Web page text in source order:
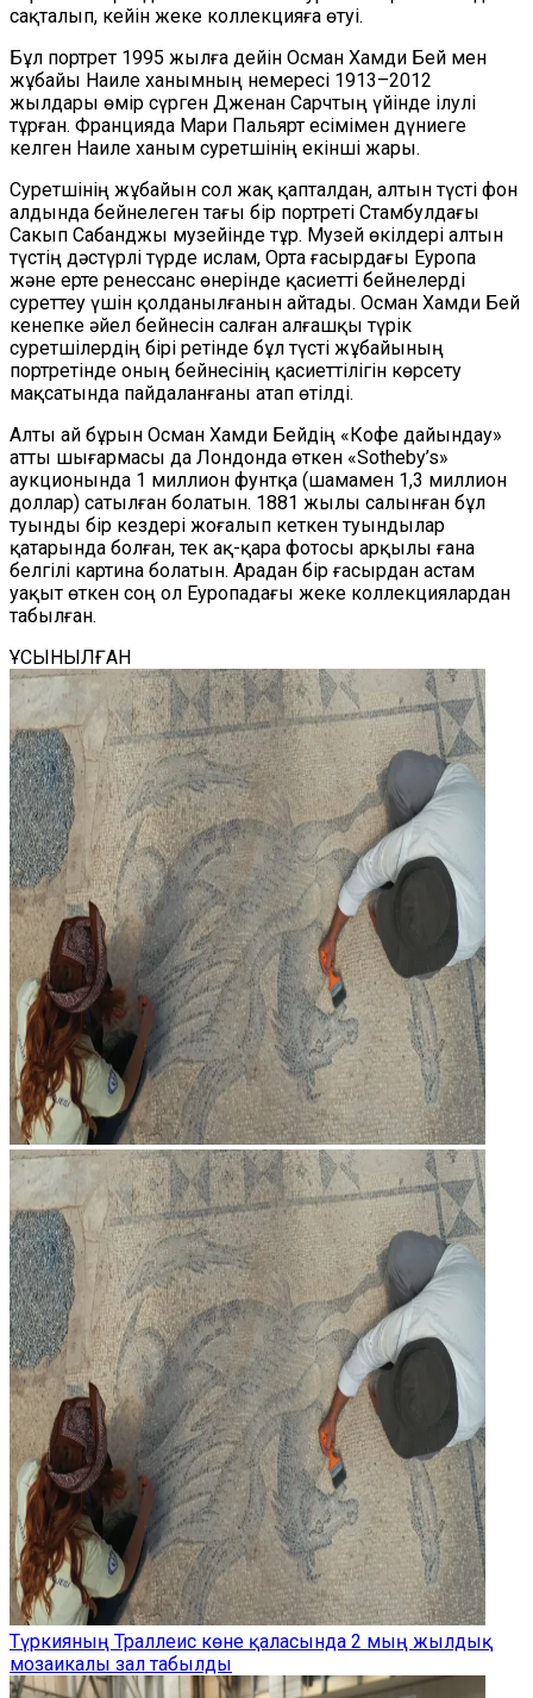
сақталып, кейін жеке коллекцияға өтуі.
Бұл портрет 1995 жылға дейін Осман Хамди Бей мен
жұбайы Наиле ханымның немересі 1913–2012
жылдары өмір сүрген Дженан Сарчтың үйінде ілулі
тұрған. Францияда Мари Пальярт есімімен дүниеге
келген Наиле ханым суретшінің екінші жары.
Суретшінің жұбайын сол жақ қапталдан, алтын түсті фон
алдында бейнелеген тағы бір портреті Стамбулдағы
Сакып Сабанджы музейінде тұр. Музей өкілдері алтын
түстің дәстүрлі түрде ислам, Орта ғасырдағы Еуропа
және ерте ренессанс өнерінде қасиетті бейнелерді
суреттеу үшін қолданылғанын айтады. Осман Хамди Бей
кенепке әйел бейнесін салған алғашқы түрік
суретшілердің бірі ретінде бұл түсті жұбайының
портретінде оның бейнесінің қасиеттілігін көрсету
мақсатында пайдаланғаны атап өтілді.
Алты ай бұрын Осман Хамди Бейдің «Кофе дайындау»
атты шығармасы да Лондонда өткен «Sotheby’s»
аукционында 1 миллион фунтқа (шамамен 1,3 миллион
доллар) сатылған болатын. 1881 жылы салынған бұл
туынды бір кездері жоғалып кеткен туындылар
қатарында болған, тек ақ-қара фотосы арқылы ғана
белгілі картина болатын. Арадан бір ғасырдан астам
уақыт өткен соң ол Еуропадағы жеке коллекциялардан
табылған.
ҰСЫНЫЛҒАН
Түркияның Траллеис көне қаласында 2 мың жылдық
мозаикалы зал табылды